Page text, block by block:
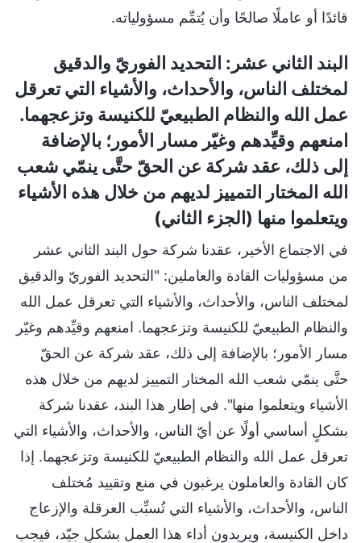
قائدًا أو عاملًا صالحًا وأن يُتمِّم مسؤولياته.
البند الثاني عشر: التحديد الفوريّ والدقيق
لمختلف الناس، والأحداث، والأشياء التي تعرقل
عمل الله والنظام الطبيعيّ للكنيسة وتزعجهما.
امنعهم وقيِّدهم وغيّر مسار الأمور؛ بالإضافة
إلى ذلك، عقد شركة عن الحقّ حتَّى ينمّي شعب
الله المختار التمييز لديهم من خلال هذه الأشياء
ويتعلموا منها (الجزء الثاني)
في الاجتماع الأخير، عقدنا شركة حول البند الثاني عشر
من مسؤوليات القادة والعاملين: "التحديد الفوريّ والدقيق
لمختلف الناس، والأحداث، والأشياء التي تعرقل عمل الله
والنظام الطبيعيّ للكنيسة وتزعجهما. امنعهم وقيِّدهم وغيّر
مسار الأمور؛ بالإضافة إلى ذلك، عقد شركة عن الحقّ
حتَّى ينمّي شعب الله المختار التمييز لديهم من خلال هذه
الأشياء ويتعلموا منها". في إطار هذا البند، عقدنا شركة
بشكلٍ أساسي أولًا عن أيّ الناس، والأحداث، والأشياء التي
تعرقل عمل الله والنظام الطبيعيّ للكنيسة وتزعجهما. إذا
كان القادة والعاملون يرغبون في منع وتقييد مُختلف
الناس، والأحداث، والأشياء التي تُسبِّب العرقلة والإزعاج
داخل الكنيسة، ويريدون أداء هذا العمل بشكلٍ جيّد، فيجب